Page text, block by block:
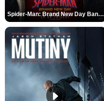
Spider-Man: Brand New Day Bande-annonce VO STFR